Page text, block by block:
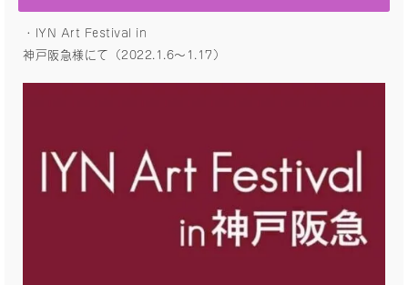
・IYN Art Festival in
神戸阪急様にて（2022.1.6〜1.17）